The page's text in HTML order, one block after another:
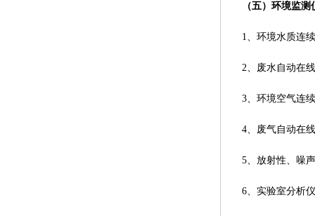
（五）环境监
1、环境水质连
2、废水自动在
3、环境空气连
4、废气自动在
5、放射性、噪
6、实验室分析